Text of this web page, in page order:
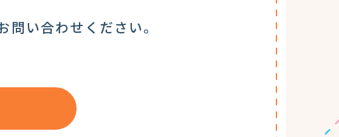
い合わせください。